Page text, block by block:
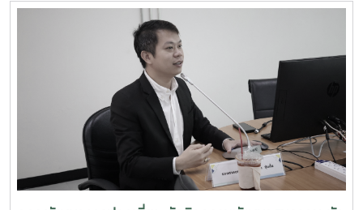
จัดขึ้นระหว่างวันที่ 4–5 สิงหาคม 2569 ณ ห้องประชุมวิภาวดี
บอลรูม (ABC) โรงแรมเซ็นทารา แกรนด์ แอท เซ็นทรัลพลาซา
ลาดพร้าว กรุงเทพมหานคร งานดังกล่าวจัดโดย หน่วยบริหาร
จัดการทุนด้านการพัฒนาพื้นที่ (บพท. : PMU-A) ภายใต้การ
กำกับของ สำนักงานเร่งรัดการวิจัยและนวัตกรรมเพื่อเพิ่มความ
สามารถการแข่งขันและการพัฒนาพื้นที่ (รวพ.) เพื่อเป็นเวทีเผย
แพร่ แลกเปลี่ยนองค์ความรู้ และต่อยอดผลงานวิจัย เทคโนโลยี
และนวัตกรรมที่พร้อมใช้ในการพัฒนาชุมชน ภายใต้แนวคิด "พลัง
เทคโนโลยีที่เหมาะสมเพื่อการพัฒนาชุมชนพื้นที่ สร้างนวัตกร
ชุมชน ขับเคลื่อนเศรษฐกิจฐานรากอย่างยั่งยืน" . ผลงานวิจัย